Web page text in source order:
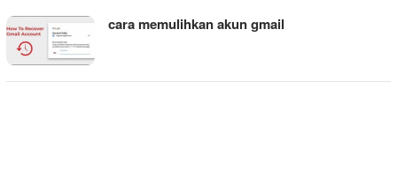
cara memulihkan akun gmail